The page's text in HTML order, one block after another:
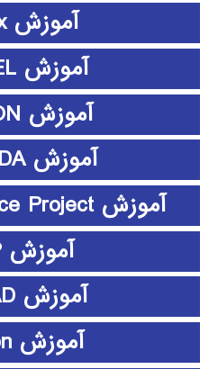
آموزش Latex
آموزش LISREL
آموزش LUMION
آموزش MAXQDA
آموزش Microsoft Office Project
آموزش PHP
آموزش PSCAD
آموزش python